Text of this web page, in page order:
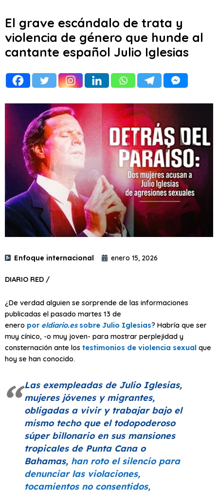
El grave escándalo de trata y
violencia de género que hunde al
cantante español Julio Iglesias
Enfoque internacional enero 15, 2026
DIARIO RED /
¿De verdad alguien se sorprende de las informaciones
publicadas el pasado martes 13 de
enero por eldiario.essobre Julio Iglesias? Habría que ser
muy cínico, -o muy joven- para mostrar perplejidad y
consternación ante los testimonios de violencia sexual que
hoy se han conocido.
Las exempleadas de Julio Iglesias,
mujeres jóvenes y migrantes,
obligadas a vivir y trabajar bajo el
mismo techo que el todopoderoso
súper billonario en sus mansiones
tropicales de Punta Cana o
Bahamas, han roto el silencio para
denunciar las violaciones,
tocamientos no consentidos,